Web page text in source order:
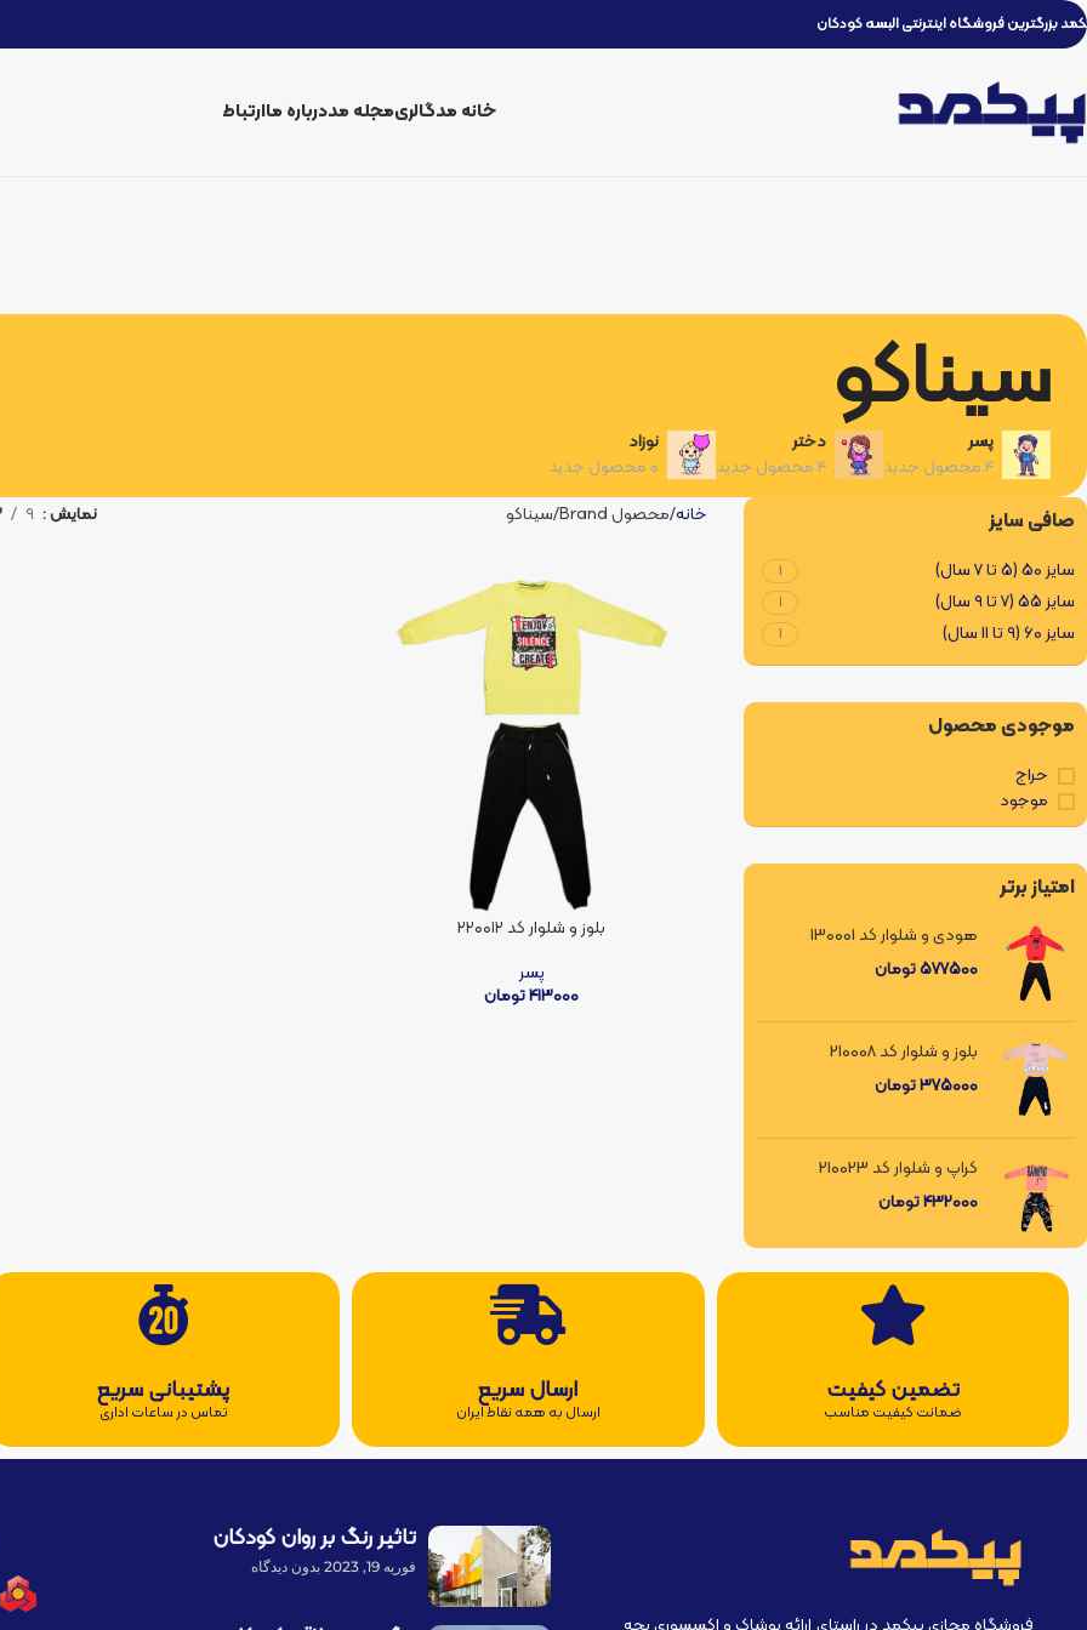
بزرگترین فروشگاه اینترنتی البسه کودکان
خانه مدگالریمجله مددرباره ماارتباط
سیناکو
پسر
۴ محصول جدید
دختر
۴ محصول جدید
نوزاد
۰ محصول جدید
صافی سایز
سایز 50 (5 تا 7 سال) 1
سایز 55 (7 تا 9 سال) 1
سایز 60 (9 تا 11 سال) 1
موجودی محصول
حراج
موجود
امتیاز برتر
هودی و شلوار کد 130001
577500تومان
بلوز و شلوار کد 210008
375000تومان
کراپ و شلوار کد 210023
432000تومان
خانه محصول Brand سیناکو نمایش 9
بلوز و شلوار کد ۲۲۰۰۱۲
پسر
413000تومان
تضمین کیفیت
ضمانت کیفیت مناسب
ارسال سریع
ارسال به همه نقاط ایران
پشتیبانی سریع
تماس در ساعات اداری
تاثیر رنگ بر روان کودکان
فوریه 19, 2023 بدون دیدگاه